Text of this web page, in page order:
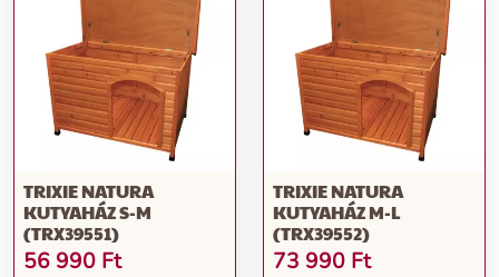
TRIXIE NATURA
KUTYAHÁZ S-M
(TRX39551)
56 990 Ft
TRIXIE NATURA
KUTYAHÁZ M-L
(TRX39552)
73 990 Ft